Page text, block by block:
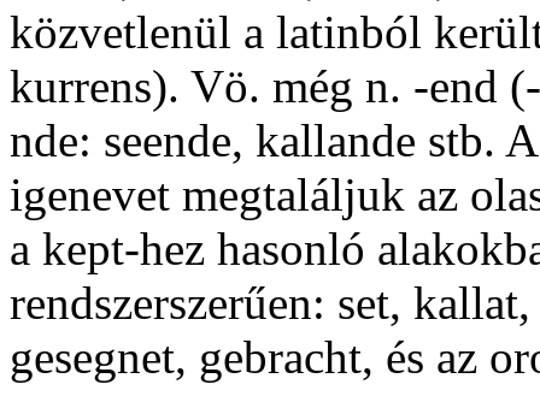
közvetlenül a latinból
kurrens). Vö. még n. -end (
nde: seende, kallande stb.
igenevet megtaláljuk az
a kept-hez hasonló
rendszerszerűen: set, kallat
gesegnet, gebracht, és az